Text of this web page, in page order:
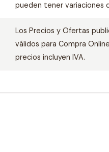
pueden tener variaciones
Los Precios y Ofertas
válidos para Compra
precios incluyen IVA.